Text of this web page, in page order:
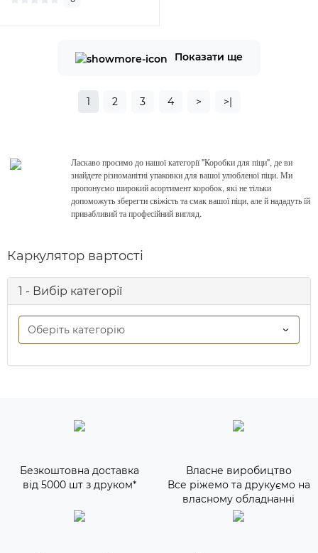
Показати ще
1 2 3 4 > >|
Ласкаво просимо до нашої категорії "Коробки для піци", де ви
знайдете різноманітні упаковки для вашої улюбленої піци. Ми
пропонуємо широкий асортимент коробок, які не тільки
допоможуть зберегти свіжість та смак вашої піци, але й нададуть їй
привабливий та професійний вигляд.
Каркулятор вартості
1 - Вибір категорії
Безкоштовна доставка
від 5000 шт з друком*
Власне виробицтво
Все ріжемо та друкуємо на
власному обладнанні